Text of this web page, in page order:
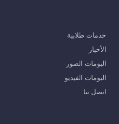
خدمات طلابية
الأخبار
البومات الصور
البومات الفيديو
اتصل بنا